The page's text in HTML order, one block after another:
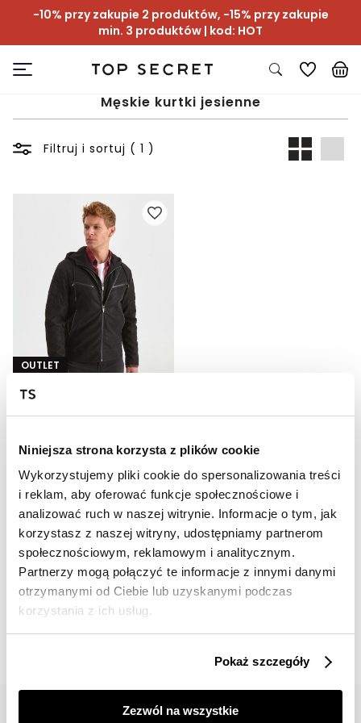
Niniejsza strona korzysta z plików cookie
Wykorzystujemy pliki cookie do spersonalizowania treści
i reklam, aby oferować funkcje społecznościowe i
analizować ruch w naszej witrynie. Informacje o tym, jak
korzystasz z naszej witryny, udostępniamy partnerom
społecznościowym, reklamowym i analitycznym.
Partnerzy mogą połączyć te informacje z innymi danymi
otrzymanymi od Ciebie lub uzyskanymi podczas
korzystania z ich usług.
Pokaż szczegóły
Zezwól na wszystkie
-10% przy zakupie 2 produktów, -15% przy zakupie
min. 3 produktów | kod: HOT
Męskie kurtki jesienne
Filtruj i sortuj ( 1 )
OUTLET
HOT
Kurtka ze sztucznej skóry, z odpinanym kapturem
Cena regularna599,99 zł
obniżką349,99 zł
📸 OZNACZAJ NAS NA ZDJĘCIACH
#topsecretfashion